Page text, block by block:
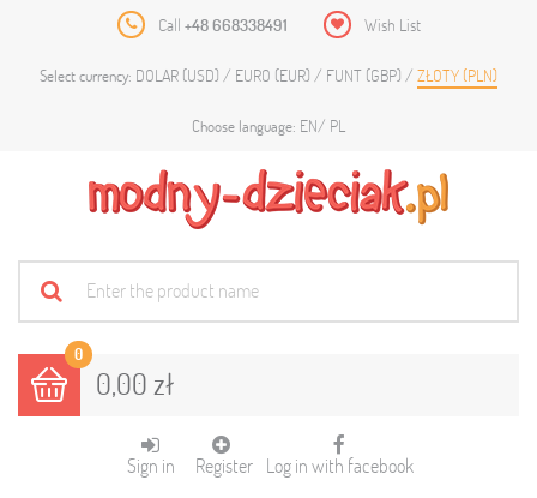
Call +48 668338491 Wish List
Select currency: DOLAR (USD) EURO (EUR) FUNT (GBP) ZŁOTY (PLN)
Choose language: EN PL
0
0,00 zł
Sign in Register Log in with facebook